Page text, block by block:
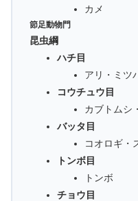
カメ
節足動物門
昆虫綱
ハチ目
アリ・ミツ
コウチュウ目
カブトムシ
バッタ目
コオロギ・
トンボ目
トンボ
チョウ目